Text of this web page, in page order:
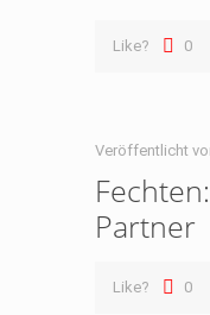
Like? 0
Veröffentlicht
Partner
Like? 0